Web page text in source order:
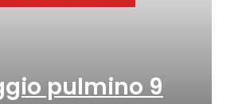
pulmino 9